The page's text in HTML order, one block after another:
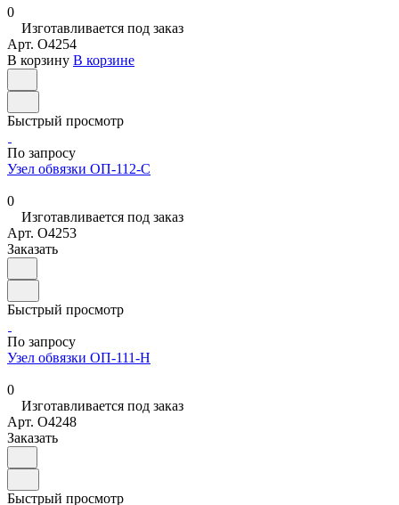
0
Изготавливается под заказ
Арт. O4254
В корзину В корзине
Быстрый просмотр
По запросу
Узел обвязки ОП-112-С
0
Изготавливается под заказ
Арт. O4253
Заказать
Быстрый просмотр
По запросу
Узел обвязки ОП-111-Н
0
Изготавливается под заказ
Арт. O4248
Заказать
Быстрый просмотр